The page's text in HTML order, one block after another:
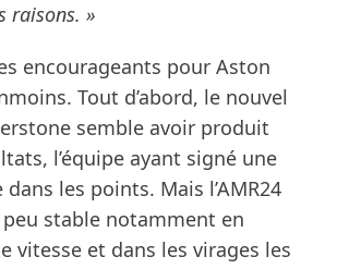
raisons. »
encourageants pour Aston
Tout d’abord, le nouvel
semble avoir produit
l’équipe ayant signé une
les points. Mais l’AMR24
stable notamment en
vitesse et dans les virages les